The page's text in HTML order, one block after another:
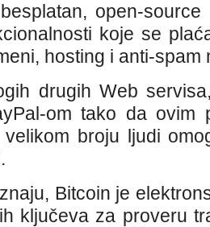
open-
koje se
hosting i anti-spam
drugih Web
om tako da ovim
broju ljudi
Bitcoin je
ključeva za proveru